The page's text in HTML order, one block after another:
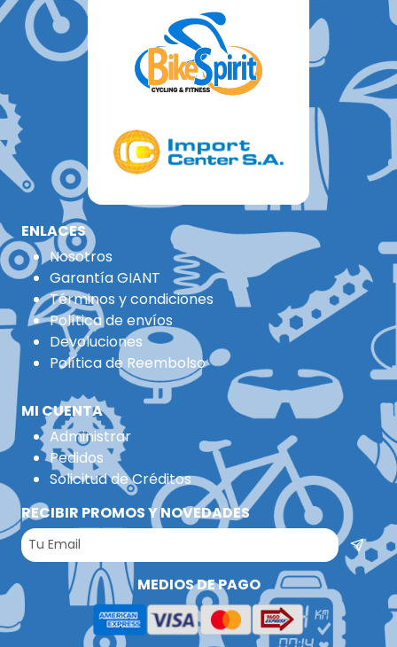
ENLACES
Nosotros
Garantía GIANT
Términos y condiciones
Política de envíos
Devoluciones
Política de Reembolso
MI CUENTA
Administrar
Pedidos
Solicitud de Créditos
RECIBIR PROMOS Y NOVEDADES
MEDIOS DE PAGO